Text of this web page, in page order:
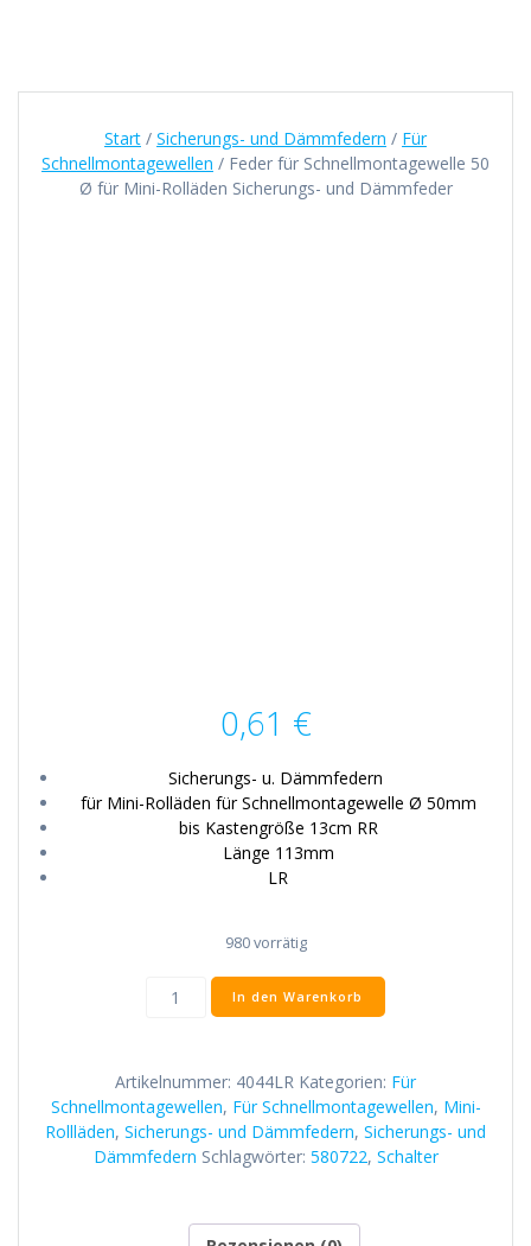
Start / Sicherungs- und Dämmfedern / Für
Schnellmontagewellen / Feder für Schnellmontagewelle 50
Ø für Mini-Rolläden Sicherungs- und Dämmfeder
0,61 €
Sicherungs- u. Dämmfedern
für Mini-Rolläden für Schnellmontagewelle Ø 50mm
bis Kastengröße 13cm RR
Länge 113mm
LR
980 vorrätig
Feder
Ø
für
Mini-
Rolläden
Dämmfeder
In den Warenkorb
Artikelnummer: 4044LR Kategorien: Für
Schnellmontagewellen, Für Schnellmontagewellen, Mini-
Rollläden, Sicherungs- und Dämmfedern, Sicherungs- und
Dämmfedern Schlagwörter: 580722, Schalter